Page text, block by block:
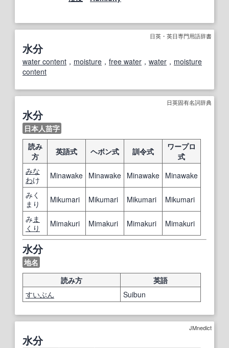
日英・英日専門用語辞書
水分
water content ， moisture ， free water ， water ， moisture
content
日英固有名詞辞典
水分
日本人苗字
読み
方
英語式 ヘボン式 訓令式
ワープロ
式
みな
わけ Minawake Minawake Minawake Minawake
みく
まり
Mikumari Mikumari Mikumari
Mikumari
み ま
くり
Mimakuri Mimakuri Mimakuri Mimakuri
水分
地名
読み方
英語
すいぶん
Suibun
JMnedict
水分